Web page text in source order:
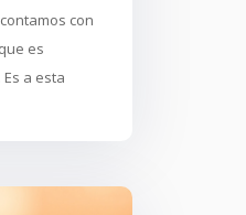
con
es
a esta